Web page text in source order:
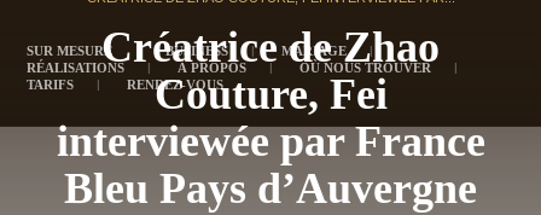
SUR MESURE BUSINESS
MARIAGE
RÉALISATIONS
À PROPOS
OÙ NOUS TROUVER
TARIFS
RENDEZ-VOUS
Créatrice de Zhao
Couture, Fei
interviewée par France
Bleu Pays d’Auvergne